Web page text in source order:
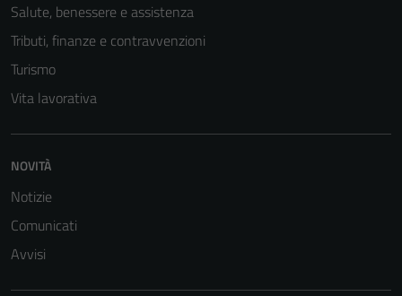
Salute, benessere e assistenza
Tributi, finanze e contravvenzioni
Turismo
Vita lavorativa
NOVITÀ
Notizie
Comunicati
Avvisi